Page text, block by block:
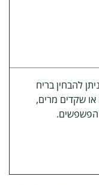
להבחין בריח
או שקדים מרים,
הפשפשים.